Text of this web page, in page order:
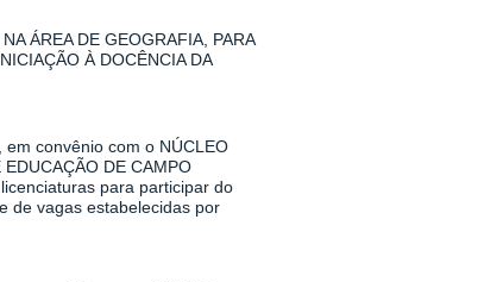
ÁREA DE GEOGRAFIA, PARA
À DOCÊNCIA DA
em convênio com o NÚCLEO
DE CAMPO
para participar do
de vagas estabelecidas por